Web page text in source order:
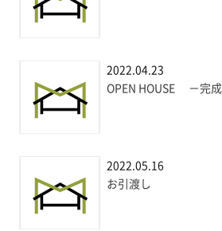
2022.04.23
OPEN HOUSE －完
2022.05.16
お引渡し